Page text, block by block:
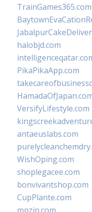
TrainGames365.com
halobjd.com
PikaPikaApp.com
VersifyLifestyle.com
antaeuslabs.com
WishOping.com
shoplegacee.com
bonvivantshop.com
CupPlante.com